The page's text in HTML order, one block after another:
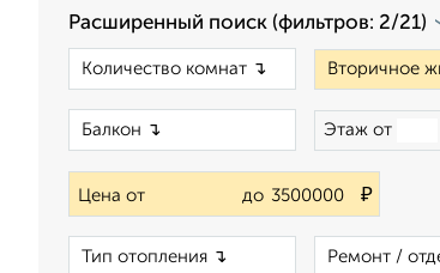
Расширенный поиск (фильтров: 2/21)
Этаж от
Цена от до ₽